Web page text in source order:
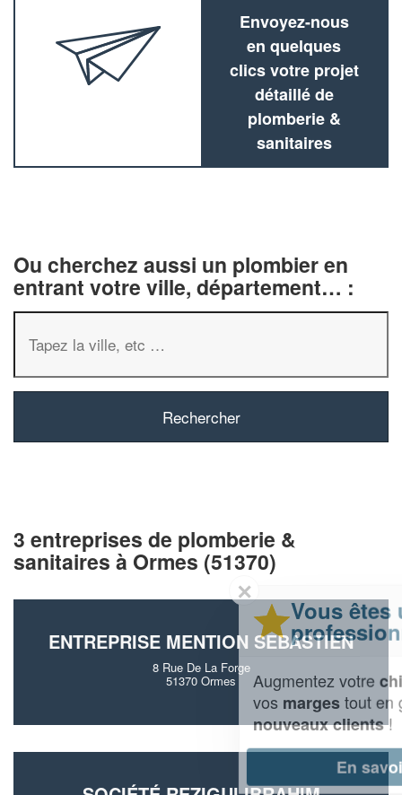
Envoyez-nous
en quelques
clics votre projet
détaillé de
plomberie &
sanitaires
Ou cherchez aussi un plombier en
entrant votre ville, département… :
3 entreprises de plomberie &
sanitaires à Ormes (51370)
ENTREPRISE MENTION SEBASTIEN
8 Rue De La Forge
51370 Ormes
Vous êtes un
professionnel ?
Augmentez votrechiffre d'affaireset
tout en gagnant de
nouveaux clients!